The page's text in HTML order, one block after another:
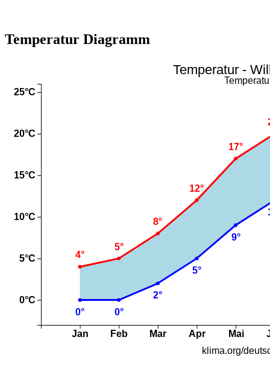
Temperatur Diagramm